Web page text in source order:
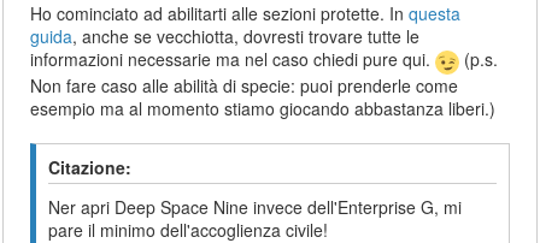
Ho cominciato ad abilitarti alle sezioni protette. Inquesta
guida, anche se vecchiotta, dovresti trovare tutte le
informazioni necessarie ma nel caso chiedi pure qui.
(p.s.
Non fare caso alle abilità di specie: puoi prenderle come
esempio ma al momento stiamo giocando abbastanza liberi.)
Citazione:
Ner apri Deep Space Nine invece dell'Enterprise G, mi
pare il minimo dell'accoglienza civile!